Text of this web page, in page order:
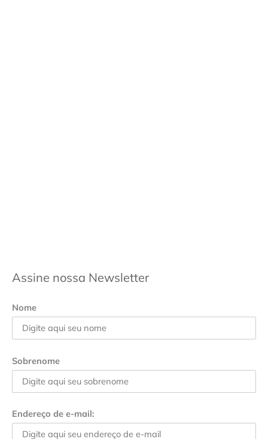
Assine nossa Newsletter
Nome
Sobrenome
Endereço de e-mail: